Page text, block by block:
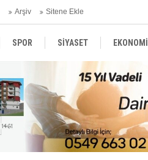
Arşiv Sitene Ekle
SPOR SİYASET EKONOMİ
MAGAZİN BİLİM - TEKNOLOJİ